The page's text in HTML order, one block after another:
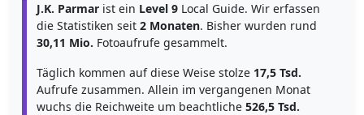
J.K. Parmar ist ein Level 9 Local Guide. Wir erfassen
die Statistiken seit 2 Monaten. Bisher wurden rund
30,11 Mio. Fotoaufrufe gesammelt.
Täglich kommen auf diese Weise stolze 17,5 Tsd.
Aufrufe zusammen. Allein im vergangenen Monat
wuchs die Reichweite um beachtliche 526,5 Tsd.